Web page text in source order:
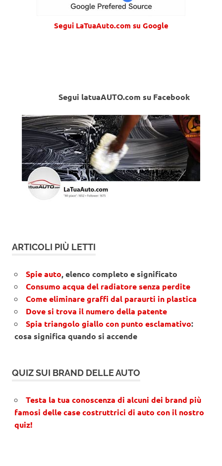
Segui LaTuaAuto.com su Google
Segui latuaAUTO.com su Facebook
ARTICOLI PIÙ LETTI
Spie auto, elenco completo e significato
Consumo acqua del radiatore senza perdite
Come eliminare graffi dal paraurti in plastica
Dove si trova il numero della patente
Spia triangolo giallo con punto esclamativo:
cosa significa quando si accende
QUIZ SUI BRAND DELLE AUTO
Testa la tua conoscenza di alcuni dei brand più
famosi delle case costruttrici di auto con il nostro
quiz!